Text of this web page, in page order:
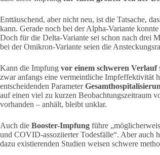
Enttäuschend, aber nicht neu, ist die Tatsache,
kann. Gerade noch bei der Alpha-Variante
Doch für die Delta-Variante sei schon nach drei
bei der Omikron-Variante seien die
Kann die Impfung vor einem schweren Verlauf
zwar anfangs eine vermeintliche Impfeffektivität
entscheidenden Parameter
auf einen viel zu kurzen Beobachtungszeitraum
vorhanden – anhält, bleibt unklar.
Auch die Booster-Impfung führe
und COVID-assoziierter Todesfälle“. Aber auch
dazu existierenden Studien weisen schwere